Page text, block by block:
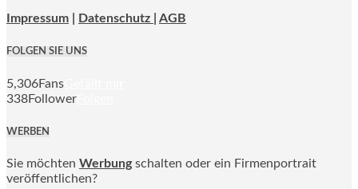
Impressum Datenschutz | AGB
FOLGEN SIE UNS
5,306Fans
338Follower
WERBEN
Sie möchten Werbung schalten oder ein Firmenportrait
veröffentlichen?